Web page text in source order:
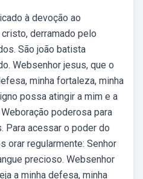
à devoção ao
derramado pelo
São joão batista
Websenhor jesus, que o
minha fortaleza, minha
possa atingir a mim e a
poderosa para
Para acessar o poder do
orar regularmente: Senhor
precioso. Websenhor
a minha defesa, minha